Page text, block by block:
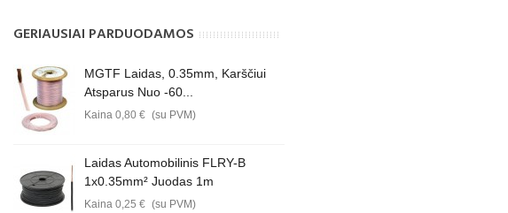
GERIAUSIAI PARDUODAMOS
MGTF Laidas, 0.35mm, Karščiui
Atsparus Nuo -60...
Kaina 0,80 € (su PVM)
Laidas Automobilinis FLRY-B
1x0.35mm² Juodas 1m
Kaina 0,25 € (su PVM)